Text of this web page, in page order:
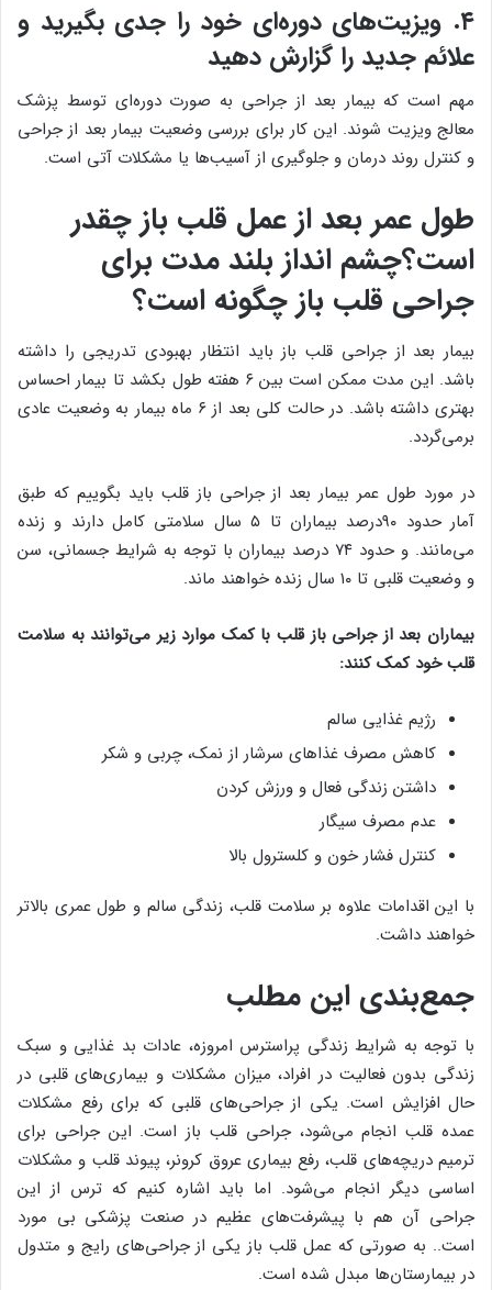
۴. ویزیت‌های دوره‌ای خود را جدی بگیرید و
علائم جدید را گزارش دهید
مهم است که بیمار بعد از جراحی به صورت دوره‌ای توسط پزشک
معالج ویزیت شوند. این کار برای بررسی وضعیت بیمار بعد از جراحی
و کنترل روند درمان و جلوگیری از آسیب‌ها یا مشکلات آتی است.
طول عمر بعد از عمل قلب باز چقدر
است؟چشم انداز بلند مدت برای
جراحی قلب باز چگونه است؟
بیمار بعد از جراحی قلب باز باید انتظار بهبودی تدریجی را داشته
باشد. این مدت ممکن است بین ۶ هفته طول بکشد تا بیمار احساس
بهتری داشته باشد. در حالت کلی بعد از ۶ ماه بیمار به وضعیت عادی
برمی‌گردد.
در مورد طول عمر بیمار بعد از جراحی باز قلب باید بگوییم که طبق
آمار حدود ۹۰درصد بیماران تا ۵ سال سلامتی کامل دارند و زنده
می‌مانند. و حدود ۷۴ درصد بیماران با توجه به شرایط جسمانی، سن
و وضعیت قلبی تا ۱۰ سال زنده خواهند ماند.
بیماران بعد از جراحی باز قلب با کمک موارد زیر می‌توانند به سلامت
قلب خود کمک کنند:
رژیم غذایی سالم
کاهش مصرف غذاهای سرشار از نمک، چربی و شکر
داشتن زندگی فعال و ورزش کردن
عدم مصرف سیگار
کنترل فشار خون و کلسترول بالا
با این اقدامات علاوه بر سلامت قلب، زندگی سالم و طول عمری بالاتر
خواهند داشت.
جمع‌بندی این مطلب
با توجه به شرایط زندگی پراسترس امروزه، عادات بد غذایی و سبک
زندگی بدون فعالیت در افراد، میزان مشکلات و بیماری‌های قلبی در
حال افزایش است. یکی از جراحی‌های قلبی که برای رفع مشکلات
عمده قلب انجام می‌شود، جراحی قلب باز است. این جراحی برای
ترمیم دریچه‌های قلب، رفع بیماری عروق کرونر، پیوند قلب و مشکلات
اساسی دیگر انجام می‌شود. اما باید اشاره کنیم که ترس از این
جراحی آن هم با پیشرفت‌های عظیم در صنعت پزشکی بی مورد
است.. به صورتی که عمل قلب باز یکی از جراحی‌های رایج و متدول
در بیمارستان‌ها مبدل شده است.